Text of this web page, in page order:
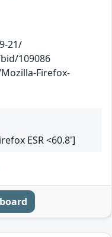
21/
109086
Firefox-
ESR <60.8']